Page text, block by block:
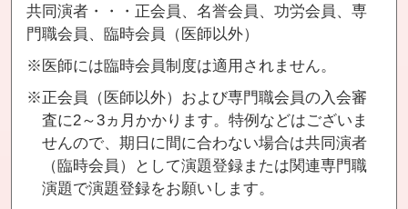
共同演者・・・正会員、名誉会員、功労会員、専
門職会員、臨時会員（医師以外）
※医師には臨時会員制度は適用されません。
※正会員（医師以外）および専門職会員の入会審
査に2～3ヵ月かかります。特例などはございま
せんので、期日に間に合わない場合は共同演者
（臨時会員）として演題登録または関連専門職
演題で演題登録をお願いします。